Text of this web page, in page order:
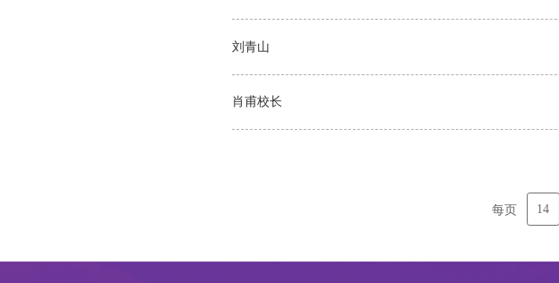
刘青山
肖甫校长
每页 14